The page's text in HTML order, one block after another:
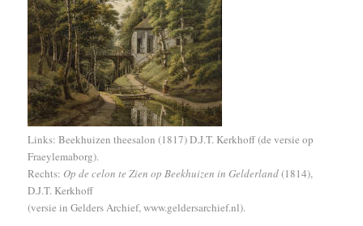
Links: Beekhuizen theesalon (1817) D.J.T. Kerkhoff (de versie op
Fraeylemaborg).
Rechts: Op de celon te Zien op Beekhuizen in Gelderland(1814),
D.J.T. Kerkhoff
(versie in Gelders Archief, www.geldersarchief.nl).